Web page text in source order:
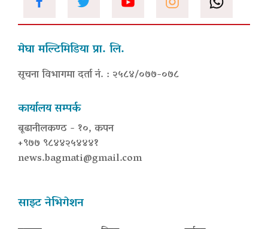
मेघा मल्टिमिडिया प्रा. लि.
सूचना विभागमा दर्ता नं. : २५८४/०७७-०७८
कार्यालय सम्पर्क
बूढानीलकण्ठ - १०, कपन
+९७७ ९८४४२५४४४१
news.bagmati@gmail.com
साइट नेभिगेशन